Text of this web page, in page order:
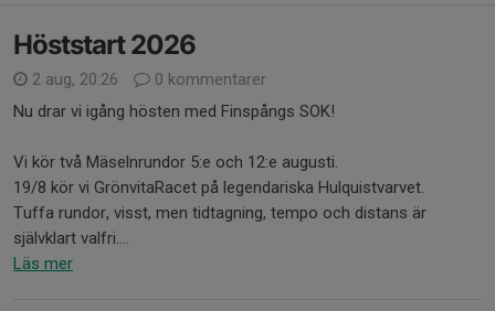
Höststart 2026
2 aug, 20:26
0 kommentarer
Nu drar vi igång hösten med Finspångs SOK!
Vi kör två Mäselnrundor 5:e och 12:e augusti.
19/8 kör vi GrönvitaRacet på legendariska Hulquistvarvet.
Tuffa rundor, visst, men tidtagning, tempo och distans är
självklart valfri....
Läs mer